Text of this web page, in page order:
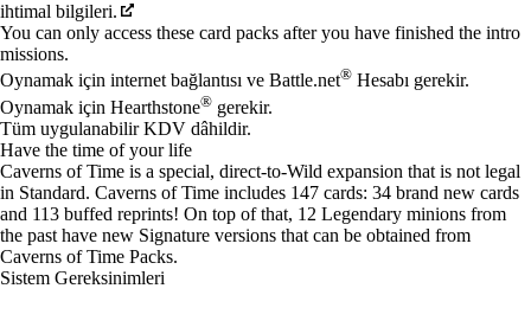
ihtimal bilgileri.
You can only access these card packs after you have finished the intro
missions.
Oynamak için internet bağlantısı ve Battle.net® Hesabı gerekir.
Oynamak için Hearthstone® gerekir.
Tüm uygulanabilir KDV dâhildir.
Have the time of your life
Caverns of Time is a special, direct-to-Wild expansion that is not legal
in Standard. Caverns of Time includes 147 cards: 34 brand new cards
and 113 buffed reprints! On top of that, 12 Legendary minions from
the past have new Signature versions that can be obtained from
Caverns of Time Packs.
Sistem Gereksinimleri